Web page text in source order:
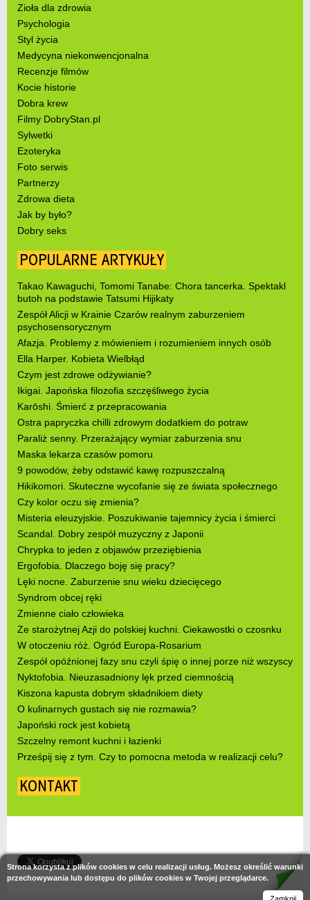
Zioła dla zdrowia
Psychologia
Styl życia
Medycyna niekonwencjonalna
Recenzje filmów
Kocie historie
Dobra krew
Filmy DobryStan.pl
Sylwetki
Ezoteryka
Foto serwis
Partnerzy
Zdrowa dieta
Jak by było?
Dobry seks
POPULARNE ARTYKUŁY
Takao Kawaguchi, Tomomi Tanabe: Chora tancerka. Spektakl
butoh na podstawie Tatsumi Hijikaty
Zespół Alicji w Krainie Czarów realnym zaburzeniem
psychosensorycznym
Afazja. Problemy z mówieniem i rozumieniem innych osób
Ella Harper. Kobieta Wielbłąd
Czym jest zdrowe odżywianie?
Ikigai. Japońska filozofia szczęśliwego życia
Karōshi. Śmierć z przepracowania
Ostra papryczka chilli zdrowym dodatkiem do potraw
Paraliż senny. Przerażający wymiar zaburzenia snu
Maska lekarza czasów pomoru
9 powodów, żeby odstawić kawę rozpuszczalną
Hikikomori. Skuteczne wycofanie się ze świata społecznego
Czy kolor oczu się zmienia?
Misteria eleuzyjskie. Poszukiwanie tajemnicy życia i śmierci
Scandal. Dobry zespół muzyczny z Japonii
Chrypka to jeden z objawów przeziębienia
Ergofobia. Dlaczego boję się pracy?
Lęki nocne. Zaburzenie snu wieku dziecięcego
Syndrom obcej ręki
Zmienne ciało człowieka
Ze starożytnej Azji do polskiej kuchni. Ciekawostki o czosnku
W otoczeniu róż. Ogród Europa-Rosarium
Zespół opóźnionej fazy snu czyli śpię o innej porze niż wszyscy
Nyktofobia. Nieuzasadniony lęk przed ciemnością
Kiszona kapusta dobrym składnikiem diety
O kulinarnych gustach się nie rozmawia?
Japoński rock jest kobietą
Szczelny remont kuchni i łazienki
Prześpij się z tym. Czy to pomocna metoda w realizacji celu?
KONTAKT
Strona korzysta z plików cookies w celu realizacji usług. Możesz określić warunki
przechowywania lub dostępu do plików cookies w Twojej przeglądarce.